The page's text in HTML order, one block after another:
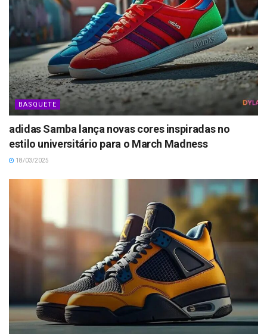
BASQUETE
adidas Samba lança novas cores inspiradas no
estilo universitário para o March Madness
18/03/2025